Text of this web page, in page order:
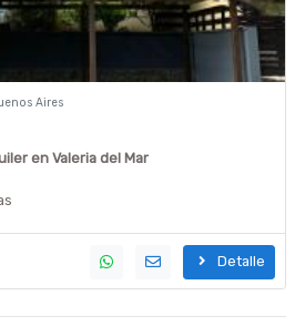
Aires
en Valeria del Mar
Detalle